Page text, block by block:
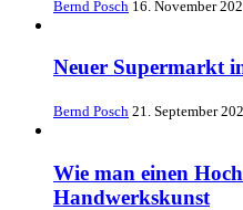
Bernd Posch 16. November
Neuer Supermarkt
Bernd Posch 21. September
Wie man einen
Handwerkskunst